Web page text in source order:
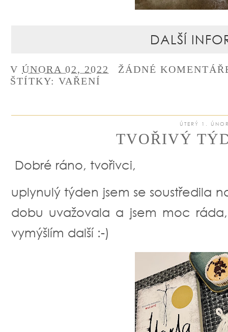
DALŠÍ
V ÚNORA 02, 2022
ŽÁDNÉ
ŠTÍTKY: VAŘENÍ
ÚTERÝ 1.
TVOŘIVÝ
Dobré ráno, tvořivci,
uplynulý týden jsem se soustředila
dobu uvažovala a jsem moc
vymýšlím další :-)